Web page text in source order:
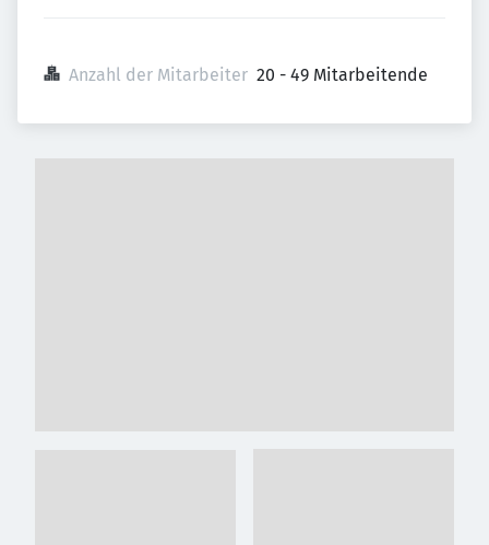
Anzahl der Mitarbeiter 20 - 49 Mitarbeitende